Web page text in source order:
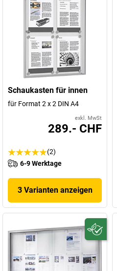
Schaukasten für innen
für Format 2 x 2 DIN A4
exkl. MwSt
289.- CHF
(2)
6-9 Werktage
3 Varianten anzeigen